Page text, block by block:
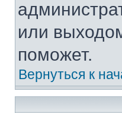
или
поможет.
Вернуться к